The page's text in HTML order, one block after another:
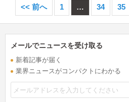
<< 前へ 1 … 34 35
メールでニュースを受け取る
新着記事が届く
業界ニュースがコンパクトにわかる